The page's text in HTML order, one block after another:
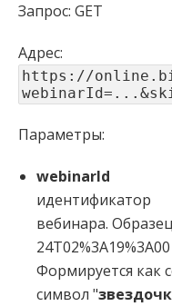
Запрос: GET
Адрес:
https://
Параметры:
webinarId
идентификатор
вебинара.
24T02%3A19%3A00
Формируется как
символ "